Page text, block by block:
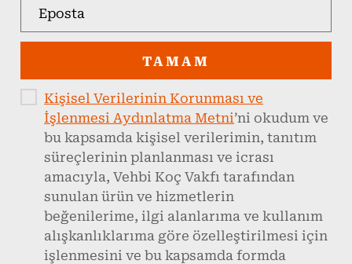
TAMAM
Kişisel Verilerinin Korunması ve
İşlenmesi Aydınlatma Metni’ni okudum ve
bu kapsamda kişisel verilerimin, tanıtım
süreçlerinin planlanması ve icrası
amacıyla, Vehbi Koç Vakfı tarafından
sunulan ürün ve hizmetlerin
beğenilerime, ilgi alanlarıma ve kullanım
alışkanlıklarıma göre özelleştirilmesi için
işlenmesini ve bu kapsamda formda